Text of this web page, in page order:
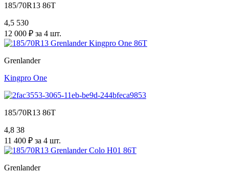
185/70R13 86T
4,5 530
12 000 ₽ за 4 шт.
Grenlander
Kingpro One
185/70R13 86T
4,8 38
11 400 ₽ за 4 шт.
Grenlander